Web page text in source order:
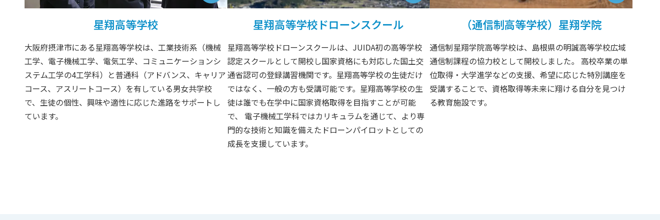
星翔高等学校
大阪府摂津市にある星翔高等学校は、工業技術系（機械
工学、電子機械工学、電気工学、コミュニケーションシ
ステム工学の4工学科）と普通科（アドバンス、キャリア
コース、アスリートコース）を有している男女共学校
で、生徒の個性、興味や適性に応じた進路をサポートし
ています。
星翔高等学校ドローンスクール
星翔高等学校ドローンスクールは、JUIDA初の高等学校
認定スクールとして開校し国家資格にも対応した国土交
通省認可の登録講習機関です。星翔高等学校の生徒だけ
ではなく、一般の方も受講可能です。星翔高等学校の生
徒は誰でも在学中に国家資格取得を目指すことが可能
で、 電子機械工学科ではカリキュラムを通じて、より専
門的な技術と知識を備えたドローンパイロットとしての
成長を支援しています。
（通信制高等学校）星翔学院
通信制星翔学院高等学校は、島根県の明誠高等学校広域
通信制課程の協力校として開校しました。 高校卒業の単
位取得・大学進学などの支援、希望に応じた特別講座を
受講することで、資格取得等未来に翔ける自分を見つけ
る教育施設です。